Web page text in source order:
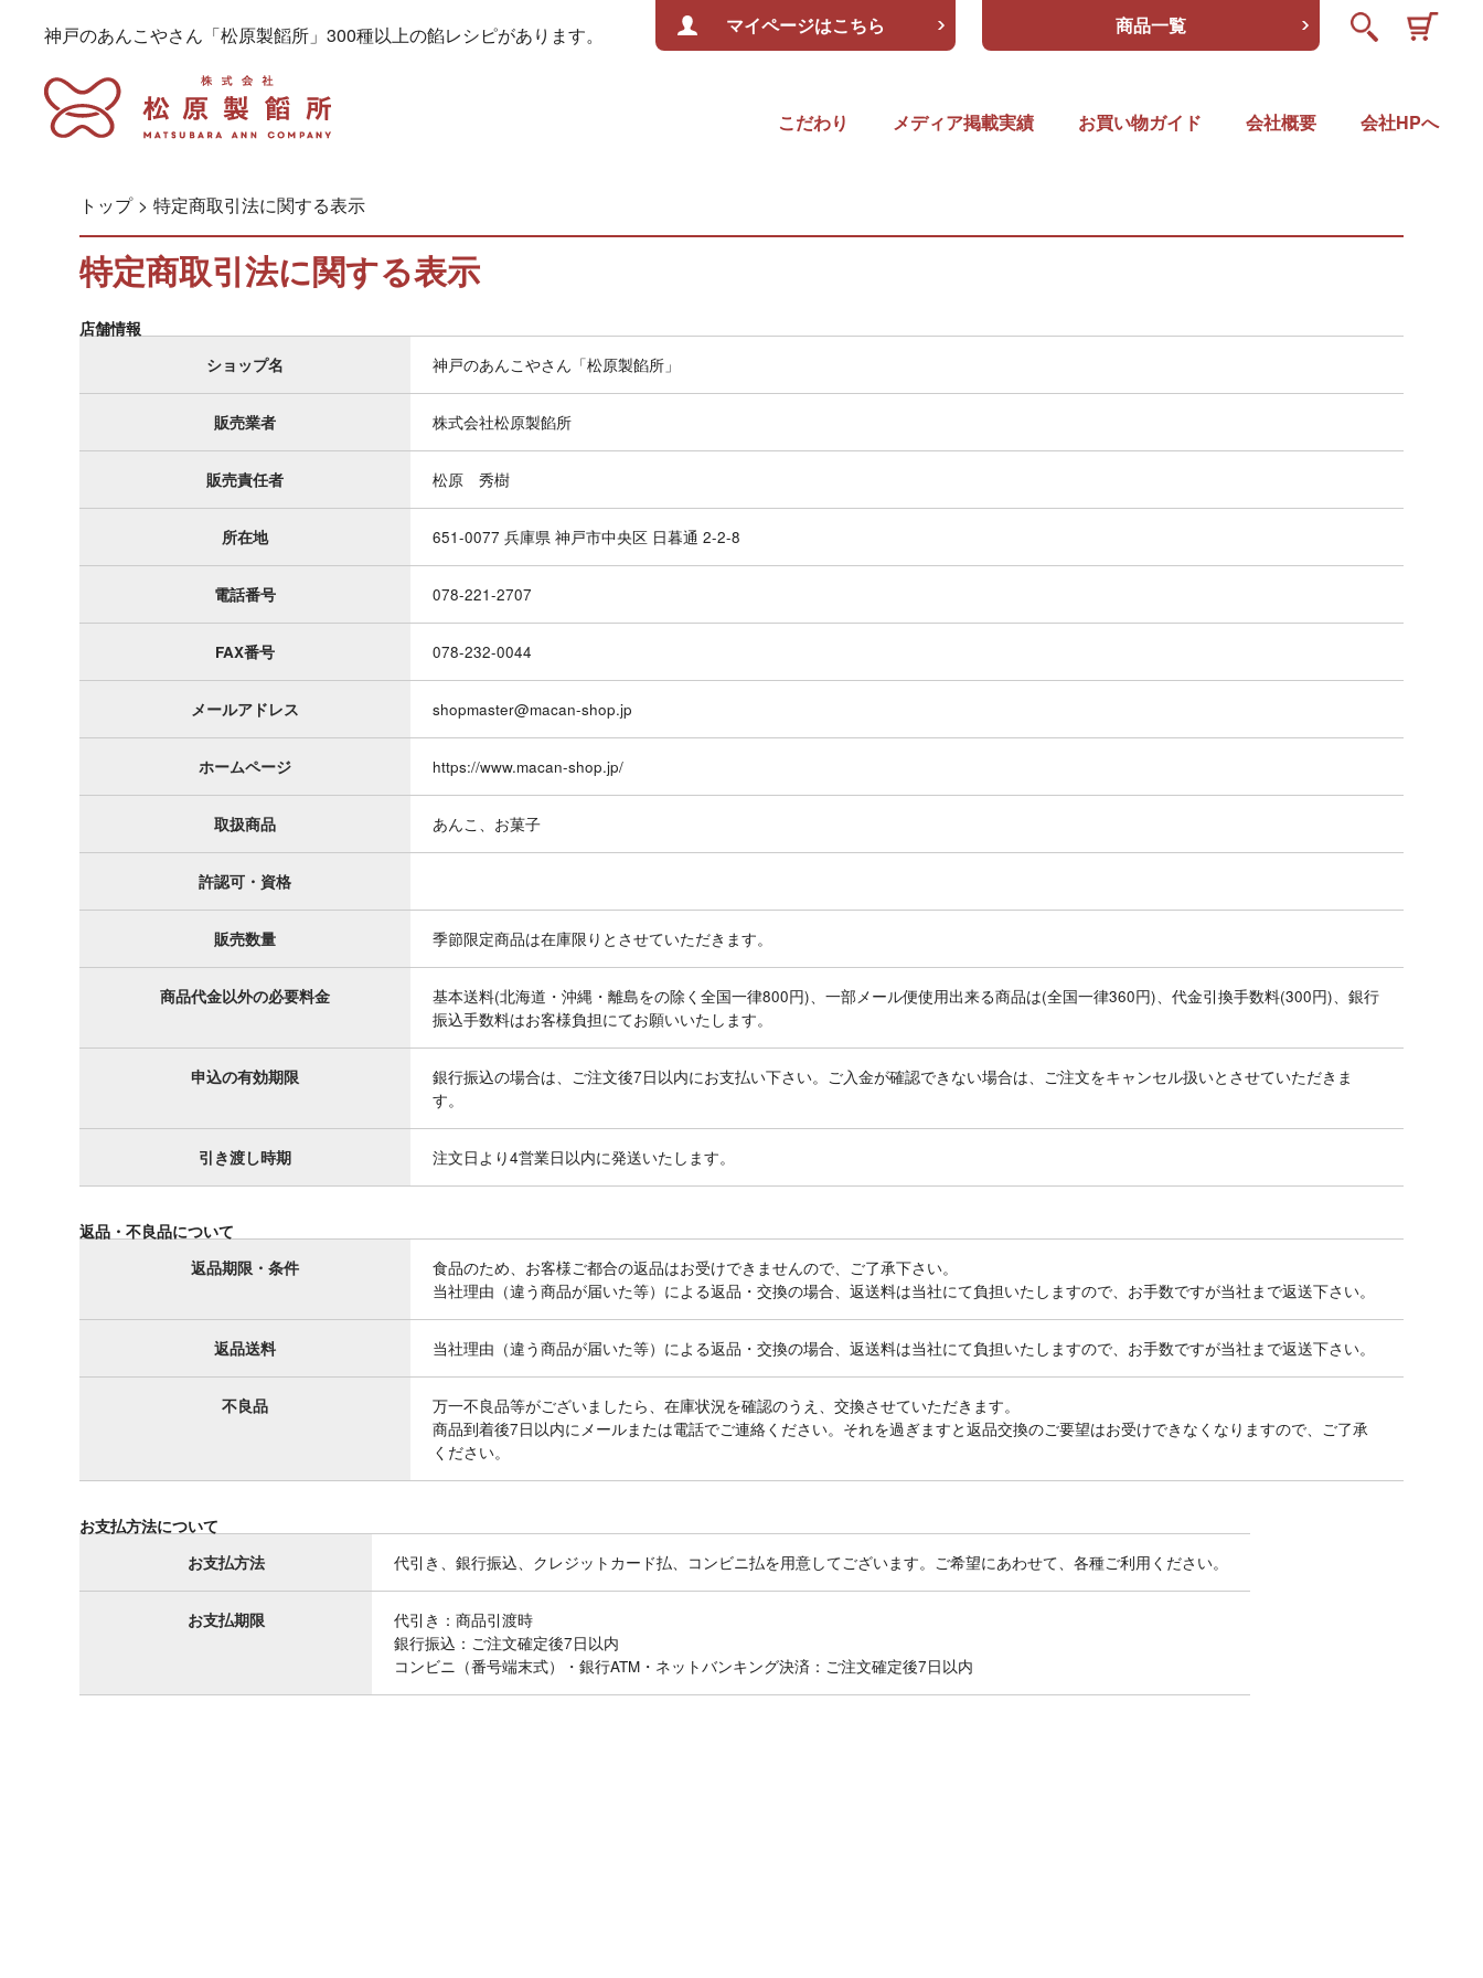
こだわり メディア掲載実績 お買い物ガイド 会社概要 会社HPへ
神戸のあんこやさん「松原製饀所」300種以上の餡レシピがあります。 マイページはこちら 商品一覧
トップ 特定商取引法に関する表示
特定商取引法に関する表示
店舗情報
ショップ名 神戸のあんこやさん「松原製餡所」
販売業者 株式会社松原製餡所
販売責任者 松原 秀樹
所在地 651-0077 兵庫県 神戸市中央区 日暮通 2-2-8
電話番号 078-221-2707
FAX番号 078-232-0044
メールアドレス shopmaster@macan-shop.jp
ホームページ https://www.macan-shop.jp/
取扱商品 あんこ、お菓子
許認可・資格
販売数量 季節限定商品は在庫限りとさせていただきます。
商品代金以外の必要料金
基本送料(北海道・沖縄・離島をの除く全国一律800円)、一部メール便使用出来る商品は(全国一律360円)、代金引換手数料(300円)、銀行
振込手数料はお客様負担にてお願いいたします。
申込の有効期限
銀行振込の場合は、ご注文後7日以内にお支払い下さい。ご入金が確認できない場合は、ご注文をキャンセル扱いとさせていただきま
す。
引き渡し時期 注文日より4営業日以内に発送いたします。
返品・不良品について
返品期限・条件
食品のため、お客様ご都合の返品はお受けできませんので、ご了承下さい。
当社理由（違う商品が届いた等）による返品・交換の場合、返送料は当社にて負担いたしますので、お手数ですが当社まで返送下さい。
返品送料 当社理由（違う商品が届いた等）による返品・交換の場合、返送料は当社にて負担いたしますので、お手数ですが当社まで返送下さい。
不良品
万一不良品等がございましたら、在庫状況を確認のうえ、交換させていただきます。
商品到着後7日以内にメールまたは電話でご連絡ください。それを過ぎますと返品交換のご要望はお受けできなくなりますので、ご了承
ください。
お支払方法について
お支払方法 代引き、銀行振込、クレジットカード払、コンビニ払を用意してございます。ご希望にあわせて、各種ご利用ください。
お支払期限
代引き：商品引渡時
銀行振込：ご注文確定後7日以内
コンビニ（番号端末式）・銀行ATM・ネットバンキング決済：ご注文確定後7日以内